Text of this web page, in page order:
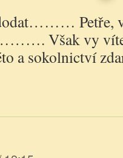
Petře,
Však vy
a sokolnictví